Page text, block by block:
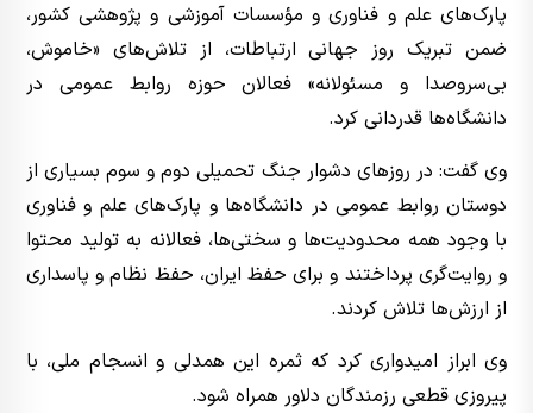
پارک‌های علم و فناوری و مؤسسات آموزشی و پژوهشی کشور،
ضمن تبریک روز جهانی ارتباطات، از تلاش‌های «خاموش،
بی‌سروصدا و مسئولانه» فعالان حوزه روابط عمومی در
دانشگاه‌ها قدردانی کرد.
وی گفت: در روزهای دشوار جنگ تحمیلی دوم و سوم بسیاری از
دوستان روابط عمومی‌ در دانشگاه‌ها و پارک‌های علم و فناوری
با وجود همه محدودیت‌ها و سختی‌ها، فعالانه به تولید محتوا
و روایت‌گری پرداختند و برای حفظ ایران، حفظ نظام و پاسداری
از ارزش‌ها تلاش کردند.
وی ابراز امیدواری کرد که ثمره این همدلی و انسجام ملی، با
پیروزی قطعی رزمندگان دلاور همراه شود.